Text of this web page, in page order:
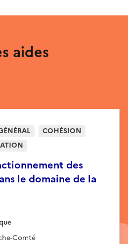
aides
des
le domaine de la
COHÉSION
Comté